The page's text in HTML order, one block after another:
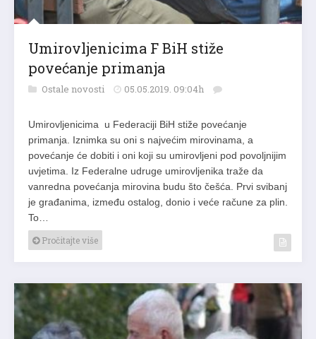
Umirovljenicima F BiH stiže
povećanje primanja
Ostale novosti 05.05.2019. 09:04h
Umirovljenicima u Federaciji BiH stiže povećanje
primanja. Iznimka su oni s najvećim mirovinama, a
povećanje će dobiti i oni koji su umirovljeni pod povoljnijim
uvjetima. Iz Federalne udruge umirovljenika traže da
vanredna povećanja mirovina budu što češća. Prvi svibanj
je građanima, između ostalog, donio i veće račune za plin.
To…
Pročitajte više